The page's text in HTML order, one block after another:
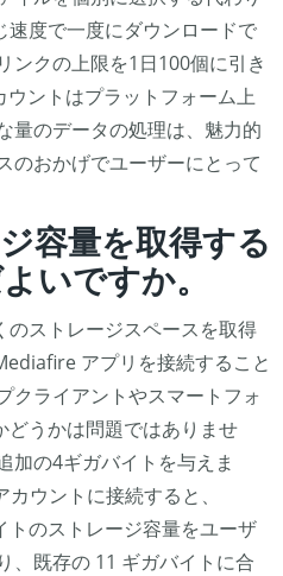
度で一度にダウンロードで
ンクの上限を1日100個に引き
ントはプラットフォーム上
量のデータの処理は、魅力的
のおかげでユーザーにとって
容量を取得する
いですか。
ストレージスペースを取得
アプリを接続すること
クライアントやスマートフォ
どうかは問題ではありませ
加の4ギガバイトを与えま
ウントに接続すると、
のストレージ容量をユーザ
、既存の 11 ギガバイトに合